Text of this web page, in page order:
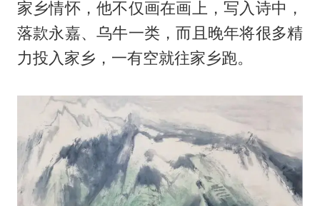
家乡情怀，他不仅画在画上，写入诗中，
落款永嘉、乌牛一类，而且晚年将很多精
力投入家乡，一有空就往家乡跑。